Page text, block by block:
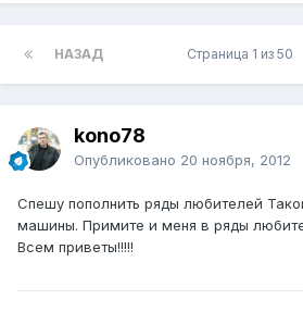
НАЗАД Страница 1 из 50
kono78
Опубликовано 20 ноября, 2012
Спешу пополнить ряды любителей
машины. Примите и меня в ряды
Всем приветы!!!!!